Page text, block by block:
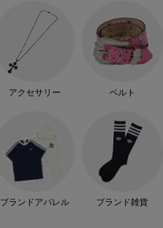
アクセサリー ベルト
ブランドアパレル ブランド雑貨